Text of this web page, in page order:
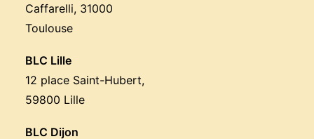
Caffarelli, 31000
Toulouse
BLC Lille
12 place Saint-Hubert,
59800 Lille
BLC Dijon